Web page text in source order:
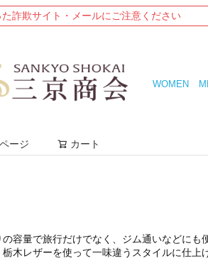
詐欺サイト・メールにご注意ください
WOMEN
ージ カート
容量で旅行だけでなく、ジム通いなどにも
木レザーを使って一味違うスタイルに仕上